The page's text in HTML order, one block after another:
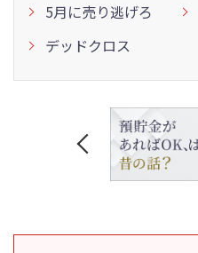
5月に売り逃げろ
デッドクロス